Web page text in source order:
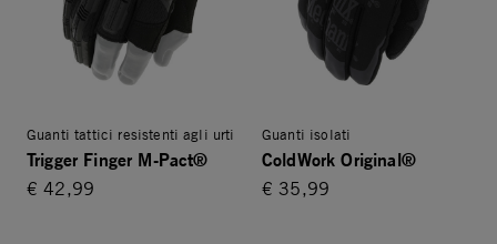
Guanti tattici resistenti agli urti
Trigger Finger M-Pact®
€ 42,99
Guanti isolati
ColdWork Original®
€ 35,99